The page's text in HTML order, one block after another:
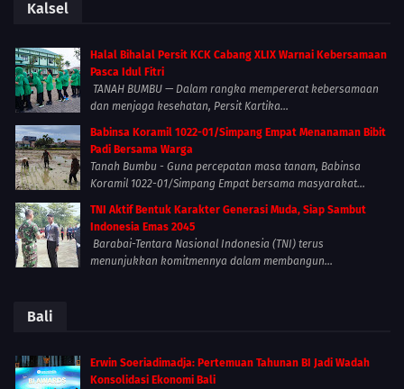
Kalsel
Halal Bihalal Persit KCK Cabang XLIX Warnai Kebersamaan
Pasca Idul Fitri
TANAH BUMBU — Dalam rangka mempererat kebersamaan
dan menjaga kesehatan, Persit Kartika...
Babinsa Koramil 1022-01/Simpang Empat Menanaman Bibit
Padi Bersama Warga
Tanah Bumbu - Guna percepatan masa tanam, Babinsa
Koramil 1022-01/Simpang Empat bersama masyarakat...
TNI Aktif Bentuk Karakter Generasi Muda, Siap Sambut
Indonesia Emas 2045
Barabai-Tentara Nasional Indonesia (TNI) terus
menunjukkan komitmennya dalam membangun...
Bali
Erwin Soeriadimadja: Pertemuan Tahunan BI Jadi Wadah
Konsolidasi Ekonomi Bali